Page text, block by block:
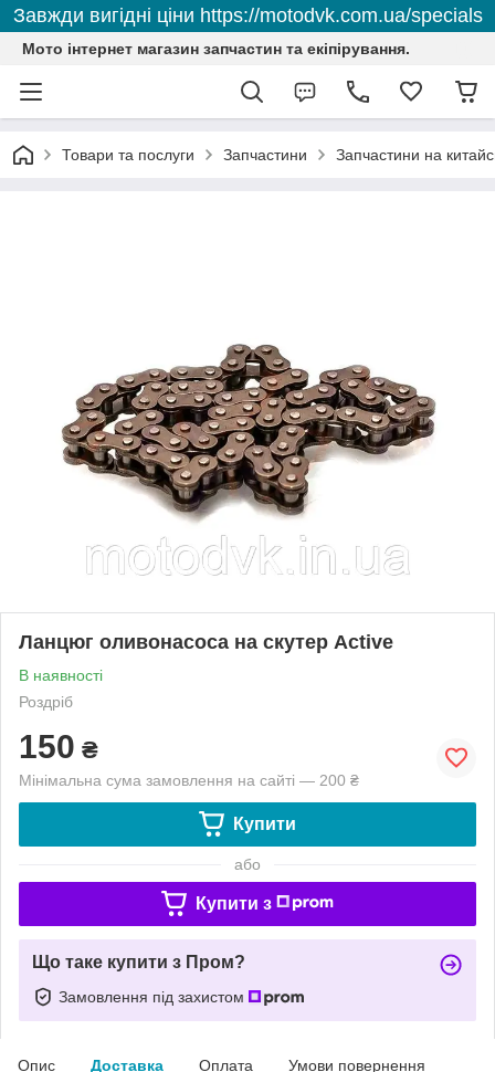
Завжди вигідні ціни https://motodvk.com.ua/specials
Мото інтернет магазин запчастин та екіпірування.
Товари та послуги Запчастини Запчастини на
Ланцюг оливонасоса на скутер Active
В наявності
Роздріб
150 ₴
Мінімальна сума замовлення на сайті — 200 ₴
Купити
або
Купити з
Що таке купити з Пром?
Замовлення під захистом
Опис Доставка Оплата Умови повернення